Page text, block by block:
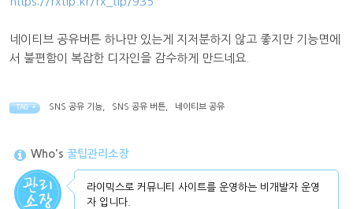
네이티브 공유버튼 하나만 있는게 지저분하지 않고 좋지만 기능면에
서 불편함이 복잡한 디자인을 감수하게 만드네요.
TAG • SNS 공유 기능, SNS 공유 버튼, 네이티브 공유
Who's 꿀팁관리소장
라이믹스로 커뮤니티 사이트를 운영하는 비개발자 운영
자 입니다.